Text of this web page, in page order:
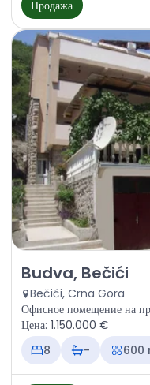
Продажа
Продажа - Офисное
Budva, Bečići
Bečići, Crna Gora
Офисное помещение на
Цена: 1.150.000 €
8
- 600